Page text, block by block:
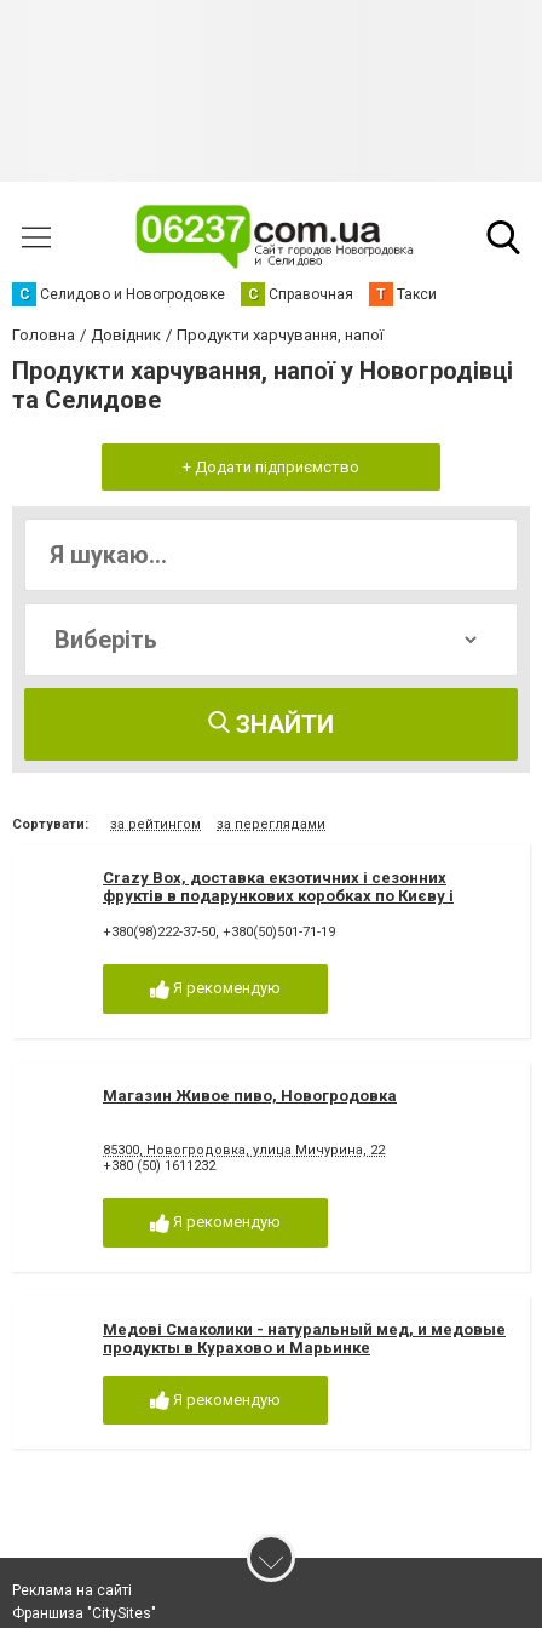
С Селидово и Новогродовке С Справочная Т Такси
Головна Довідник Продукти харчування, напої
Продукти харчування, напої у Новогродівці
та Селидове
+ Додати підприємство
ЗНАЙТИ
Сортувати: за рейтингом за переглядами
Crazy Box, доставка екзотичних і сезонних
фруктів в подарункових коробках по Києву і
+380(98)222-37-50, +380(50)501-71-19
Я рекомендую
Магазин Живое пиво, Новогродовка
85300, Новогродовка, улица Мичурина, 22
+380 (50) 1611232
Я рекомендую
Медові Смаколики - натуральный мед, и медовые
продукты в Курахово и Марьинке
Я рекомендую
Реклама на сайті
Франшиза "CitySites"